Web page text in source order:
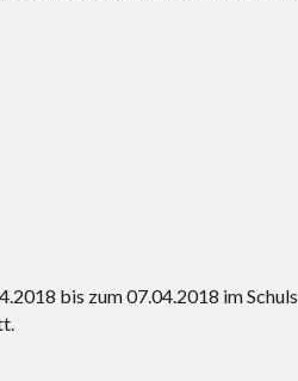
bis zum 07.04.2018 im